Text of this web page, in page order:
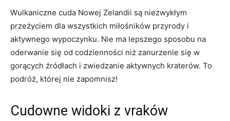
Wulkaniczne cuda ⁣Nowej Zelandii są niezwykłym
przeżyciem dla ​wszystkich miłośników⁣ przyrody i⁢
aktywnego wypoczynku. Nie ma lepszego ‌sposobu na
oderwanie się od codzienności niż zanurzenie się⁤ w
gorących źródłach i zwiedzanie aktywnych ⁤kraterów. ⁤To
podróż, której nie zapomnisz!
Cudowne widoki z vraków